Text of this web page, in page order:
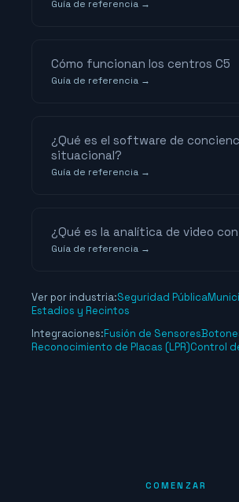
Guía de referencia →
Cómo funcionan los centros C5
Guía de referencia →
¿Qué es el software de
situacional?
Guía de referencia →
¿Qué es la analítica de video con
Guía de referencia →
Ver por industria:Seguridad Pública
Estadios y Recintos
Integraciones:Fusión de Sensores
Reconocimiento de Placas (LPR)Control
COMENZAR